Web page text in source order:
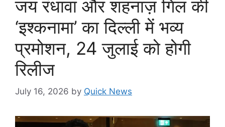
जय रंधावा और शहनाज़ गिल की
‘इश्कनामा’ का दिल्ली में भव्य
प्रमोशन, 24 जुलाई को होगी
रिलीज
July 16, 2026 by Quick News